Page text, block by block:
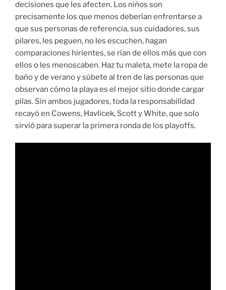
decisiones que les afecten. Los niños son
precisamente los que menos deberían enfrentarse a
que sus personas de referencia, sus cuidadores, sus
pilares, les peguen, no les escuchen, hagan
comparaciones hirientes, se rían de ellos más que con
ellos o les menoscaben. Haz tu maleta, mete la ropa de
baño y de verano y súbete al tren de las personas que
observan cómo la playa es el mejor sitio donde cargar
pilas. Sin ambos jugadores, toda la responsabilidad
recayó en Cowens, Havlicek, Scott y White, que solo
sirvió para superar la primera ronda de los playoffs.